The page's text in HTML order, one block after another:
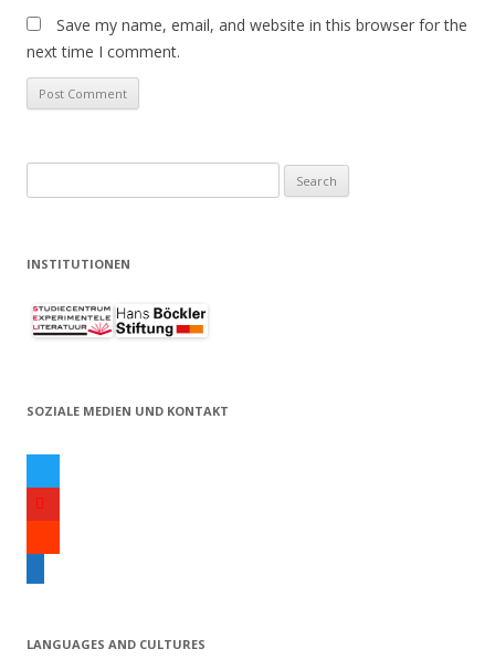
Save my name, email, and website in this browser for the
next time I comment.
e
r
h
:
INSTITUTIONEN
SOZIALE MEDIEN UND KONTAKT
w
io
u
o
u
d
m
iLANGUAGES AND CULTURES